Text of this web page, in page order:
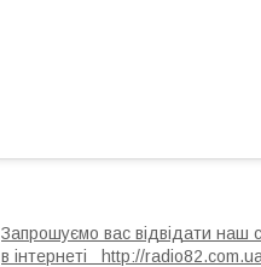
Запрошуємо вас відвідати наш
в інтернеті http://